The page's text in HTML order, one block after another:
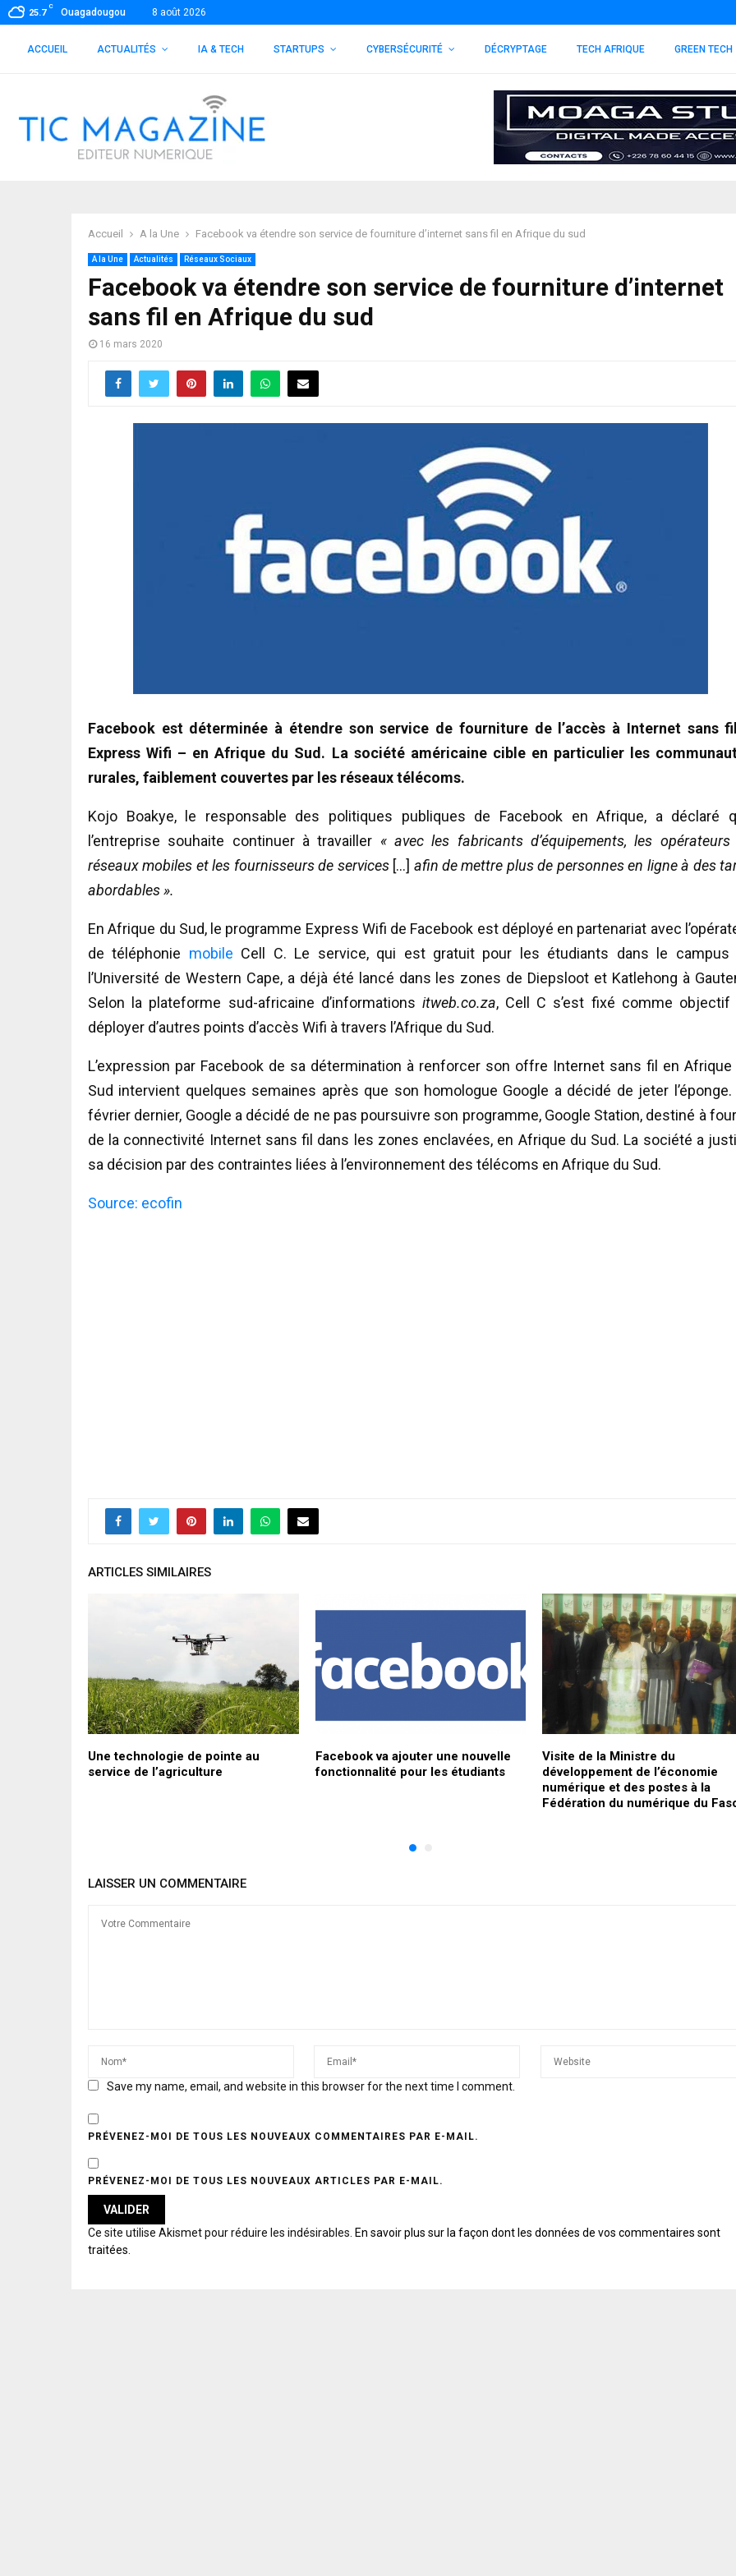
25.7
C
Ouagadougou 8 août 2026
ACCUEIL ACTUALITÉS IA & TECH STARTUPS CYBERSÉCURITÉ DÉCRYPTAGE TECH AFRIQUE GREEN TECH
Accueil A la Une Facebook va étendre son service de fourniture d’internet sans fil en Afrique du sud
A la Une Actualités Réseaux Sociaux
Facebook va étendre son service de fourniture d’internet
sans fil en Afrique du sud
16 mars 2020
Facebook est déterminée à étendre son service de fourniture de l’accès à Internet sans
Express Wifi – en Afrique du Sud. La société américaine cible en particulier les
rurales, faiblement couvertes par les réseaux télécoms.
Kojo Boakye, le responsable des politiques publiques de Facebook en Afrique, a déclaré
l’entreprise souhaite continuer à travailler « avec les fabricants d’équipements, les opérateurs
réseaux mobiles et les fournisseurs de services […] afin de mettre plus de personnes en ligne à des
abordables ».
En Afrique du Sud, le programme Express Wifi de Facebook est déployé en partenariat avec
de téléphonie mobile Cell C. Le service, qui est gratuit pour les étudiants dans le campus
l’Université de Western Cape, a déjà été lancé dans les zones de Diepsloot et Katlehong à
Selon la plateforme sud-africaine d’informations itweb.co.za, Cell C s’est fixé comme objectif
déployer d’autres points d’accès Wifi à travers l’Afrique du Sud.
L’expression par Facebook de sa détermination à renforcer son offre Internet sans fil en Afrique
Sud intervient quelques semaines après que son homologue Google a décidé de jeter l’éponge.
février dernier, Google a décidé de ne pas poursuivre son programme, Google Station, destiné à
de la connectivité Internet sans fil dans les zones enclavées, en Afrique du Sud. La société a
sa décision par des contraintes liées à l’environnement des télécoms en Afrique du Sud.
Source: ecofin
ARTICLES SIMILAIRES
Une technologie de pointe au
service de l’agriculture
Facebook va ajouter une nouvelle
fonctionnalité pour les étudiants
Visite de la Ministre du
développement de l’économie
numérique et des postes à la
Fédération du numérique du
LAISSER UN COMMENTAIRE
Save my name, email, and website in this browser for the next time I comment.
PRÉVENEZ-MOI DE TOUS LES NOUVEAUX COMMENTAIRES PAR E-MAIL.
PRÉVENEZ-MOI DE TOUS LES NOUVEAUX ARTICLES PAR E-MAIL.
A
L
Ce site utilise Akismet pour réduire les indésirables. En savoir plus sur la façon dont les données de vos commentaires sont
traitées